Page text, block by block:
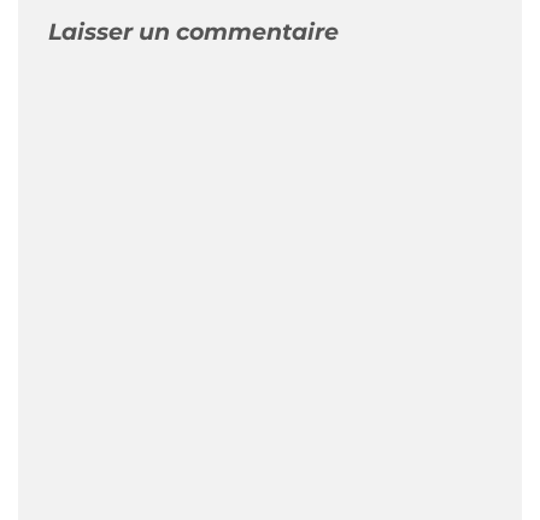
Laisser un commentaire